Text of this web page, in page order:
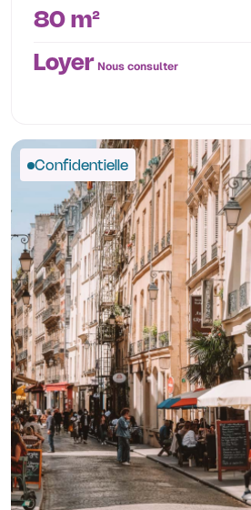
80 m²
Loyer Nous consulter
Confidentielle